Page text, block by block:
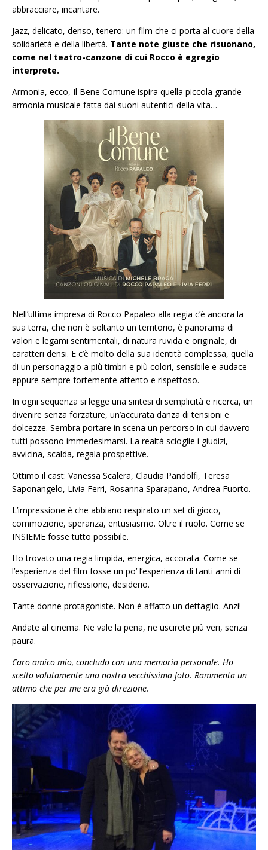
abbracciare, incantare.
Jazz, delicato, denso, tenero: un film che ci porta al cuore della
solidarietà e della libertà. Tante note giuste che risuonano,
come nel teatro-canzone di cui Rocco è egregio
interprete.
Armonia, ecco, Il Bene Comune ispira quella piccola grande
armonia musicale fatta dai suoni autentici della vita…
Nell’ultima impresa di Rocco Papaleo alla regia c’è ancora la
sua terra, che non è soltanto un territorio, è panorama di
valori e legami sentimentali, di natura ruvida e originale, di
caratteri densi. E c’è molto della sua identità complessa, quella
di un personaggio a più timbri e più colori, sensibile e audace
eppure sempre fortemente attento e rispettoso.
In ogni sequenza si legge una sintesi di semplicità e ricerca, un
divenire senza forzature, un’accurata danza di tensioni e
dolcezze. Sembra portare in scena un percorso in cui davvero
tutti possono immedesimarsi. La realtà scioglie i giudizi,
avvicina, scalda, regala prospettive.
Ottimo il cast: Vanessa Scalera, Claudia Pandolfi, Teresa
Saponangelo, Livia Ferri, Rosanna Sparapano, Andrea Fuorto.
L’impressione è che abbiano respirato un set di gioco,
commozione, speranza, entusiasmo. Oltre il ruolo. Come se
INSIEME fosse tutto possibile.
Ho trovato una regia limpida, energica, accorata. Come se
l’esperienza del film fosse un po’ l’esperienza di tanti anni di
osservazione, riflessione, desiderio.
Tante donne protagoniste. Non è affatto un dettaglio. Anzi!
Andate al cinema. Ne vale la pena, ne uscirete più veri, senza
paura.
Caro amico mio, concludo con una memoria personale. Ho
scelto volutamente una nostra vecchissima foto. Rammenta un
attimo che per me era già direzione.